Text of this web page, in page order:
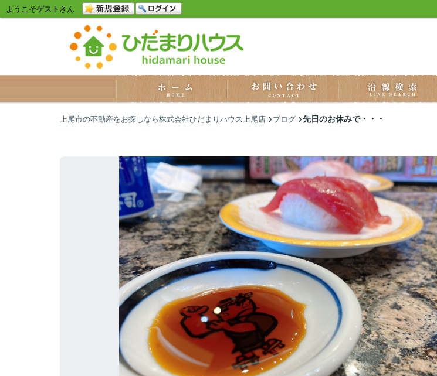
ようこそゲスト さん
上尾市の不動産をお探しなら株式会社ひだまりハウス上尾店 ブログ 先日のお休みで・・・